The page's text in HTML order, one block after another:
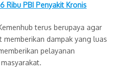
Ribu PBI Penyakit Kronis
terus berupaya agar
dampak yang luas
pelayanan